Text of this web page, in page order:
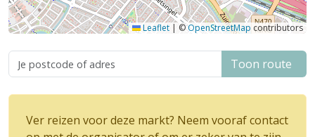
Leaflet | ©OpenStreetMap contributors
Toon route
Ver reizen voor deze markt? Neem vooraf contact